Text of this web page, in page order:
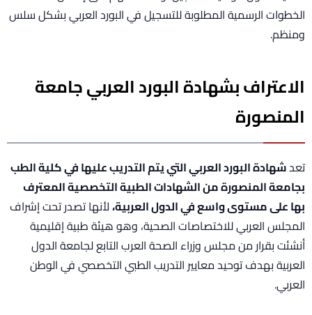
الخطوات الرسمية المطلوبة للتسجيل في البورد العربي بشكل سلس
ومنظم.
الاعتراف بشهادة البورد العربي جامعة
المنصورة
تعدشهادة البورد العربي التي يتم التدريب عليها في كلية الطب
بجامعة المنصورة من الشهادات الطبية التخصصية المعترف
بها على مستوى واسع في الدول العربية،لأنها تصدر تحت إشراف
المجلس العربي للاختصاصات الصحية، وهو هيئة طبية إقليمية
أنشئت بقرار من مجلس وزراء الصحة العرب التابع لجامعة الدول
العربية بهدف توحيد معايير التدريب الطبي التخصصي في الوطن
العربي.